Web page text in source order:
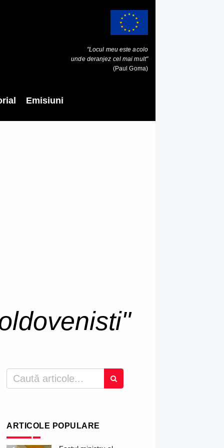
"Locul meu este acolo
unde deranjez cel mai mult"
(Paul Goma)
Emisiuni
ARTICOLE POPULARE